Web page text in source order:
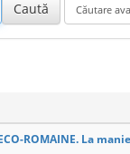
ROMAINE. La manie